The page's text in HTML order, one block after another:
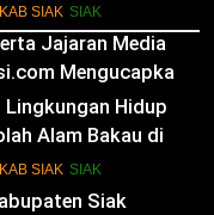
Jajaran Media
Mengucapkan
Ke-79
Siak
SIAK SIAK
Lingkungan Hidup
Alam Bakau di
Penjaga
SIAK SIAK